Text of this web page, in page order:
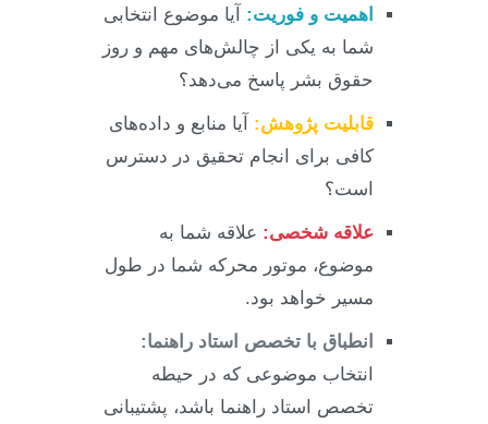
اهمیت و فوریت: آیا موضوع انتخابی
شما به یکی از چالش‌های مهم و روز
حقوق بشر پاسخ می‌دهد؟
قابلیت پژوهش: آیا منابع و داده‌های
کافی برای انجام تحقیق در دسترس
است؟
علاقه شخصی: علاقه شما به
موضوع، موتور محرکه شما در طول
مسیر خواهد بود.
انطباق با تخصص استاد راهنما:
انتخاب موضوعی که در حیطه
تخصص استاد راهنما باشد، پشتیبانی